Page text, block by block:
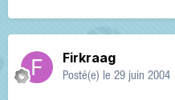
Firkraag
Posté(e) le 29 juin 2004